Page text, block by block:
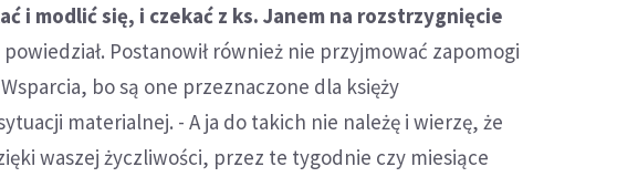
i modlić się, i czekać z ks. Janem na rozstrzygnięcie
powiedział. Postanowił również nie przyjmować zapomogi
bo są one przeznaczone dla księży
materialnej. - A ja do takich nie należę i wierzę, że
waszej życzliwości, przez te tygodnie czy miesiące